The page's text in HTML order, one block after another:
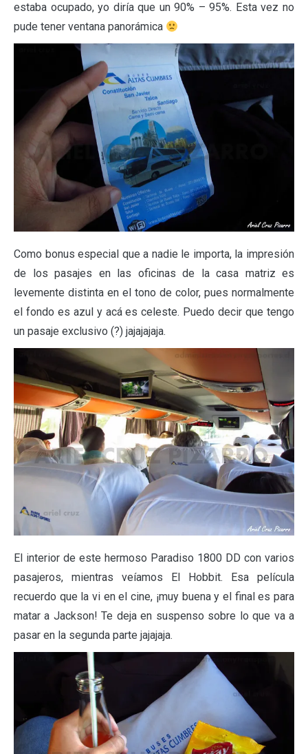
estaba ocupado, yo diría que un 90% – 95%. Esta vez no
pude tener ventana panorámica
Como bonus especial que a nadie le importa, la impresión
de los pasajes en las oficinas de la casa matriz es
levemente distinta en el tono de color, pues normalmente
el fondo es azul y acá es celeste. Puedo decir que tengo
un pasaje exclusivo (?) jajajajaja.
El interior de este hermoso Paradiso 1800 DD con varios
pasajeros, mientras veíamos El Hobbit. Esa película
recuerdo que la vi en el cine, ¡muy buena y el final es para
matar a Jackson! Te deja en suspenso sobre lo que va a
pasar en la segunda parte jajajaja.